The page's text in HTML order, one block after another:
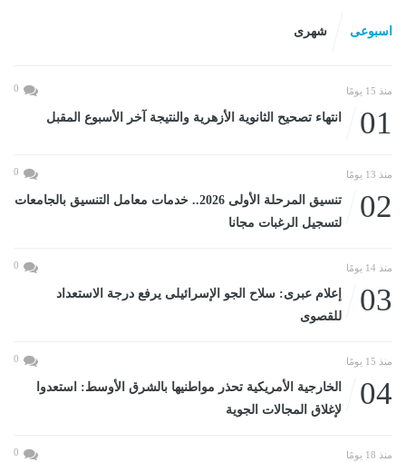
اسبوعى شهرى
منذ 15 يومًا 0
01 انتهاء تصحيح الثانوية الأزهرية والنتيجة آخر الأسبوع المقبل
منذ 13 يومًا 0
02
تنسيق المرحلة الأولى 2026.. خدمات معامل التنسيق بالجامعات
لتسجيل الرغبات مجانا
منذ 14 يومًا 0
03
إعلام عبرى: سلاح الجو الإسرائيلى يرفع درجة الاستعداد
للقصوى
منذ 15 يومًا 0
04
الخارجية الأمريكية تحذر مواطنيها بالشرق الأوسط: استعدوا
لإغلاق المجالات الجوية
منذ 18 يومًا 0